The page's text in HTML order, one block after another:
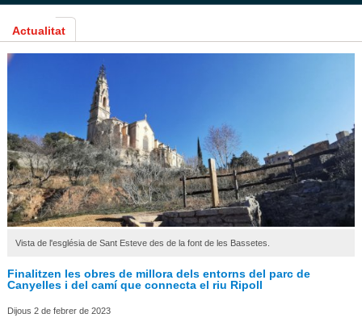
Actualitat
Vista de l'església de Sant Esteve des de la font de les Bassetes.
Finalitzen les obres de millora dels entorns del parc de
Canyelles i del camí que connecta el riu Ripoll
Dijous 2 de febrer de 2023